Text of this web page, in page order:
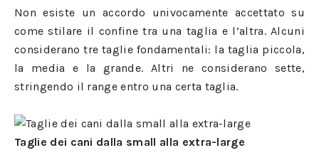
Non esiste un accordo univocamente accettato su
come stilare il confine tra una taglia e l’altra. Alcuni
considerano tre taglie fondamentali: la taglia piccola,
la media e la grande. Altri ne considerano sette,
stringendo il range entro una certa taglia.
Taglie dei cani dalla small alla extra-large